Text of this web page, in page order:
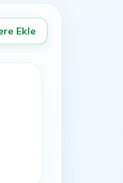
Ekle